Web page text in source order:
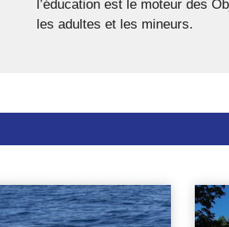
l’éducation est le moteur des
les adultes et les mineurs.